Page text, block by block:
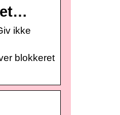
et…
ikke
blokkeret